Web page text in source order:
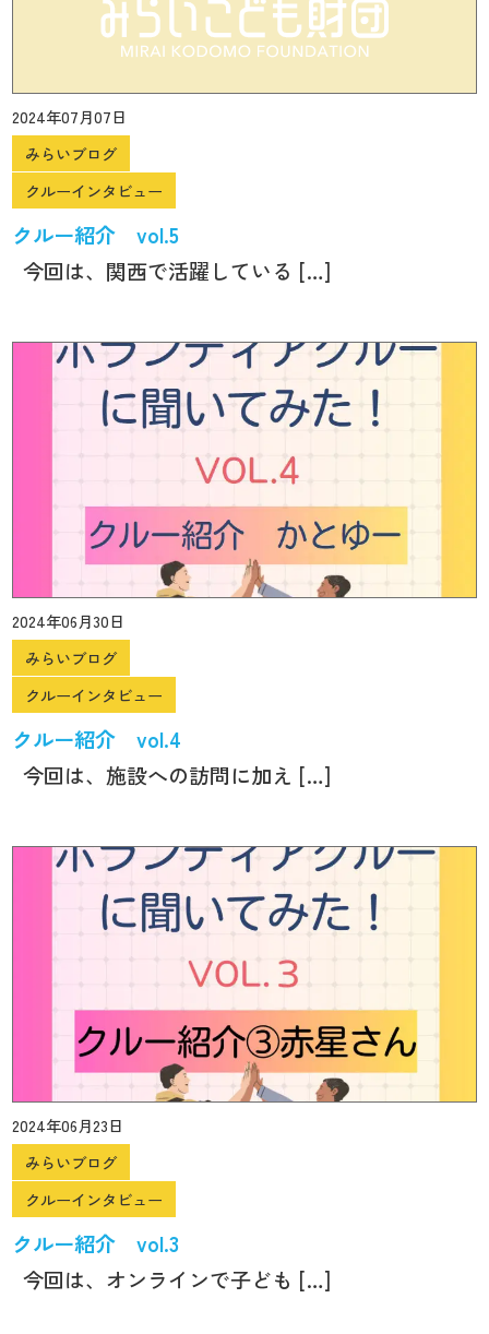
2024年07月07日
みらいブログ
クルーインタビュー
クルー紹介 vol.5
今回は、関西で活躍している […]
2024年06月30日
みらいブログ
クルーインタビュー
クルー紹介 vol.4
今回は、施設への訪問に加え […]
2024年06月23日
みらいブログ
クルーインタビュー
クルー紹介 vol.3
今回は、オンラインで子ども […]